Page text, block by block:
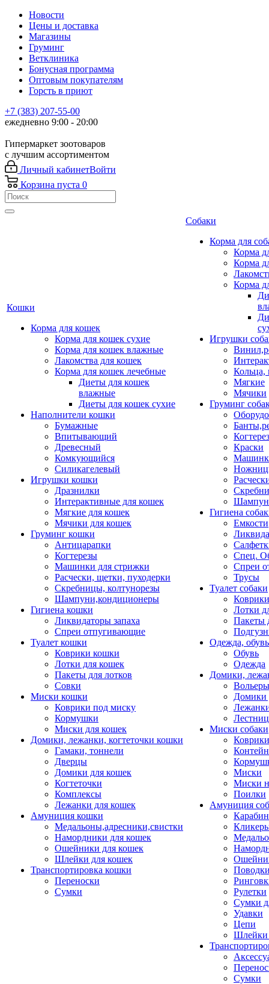
Новости
Цены и доставка
Магазины
Груминг
Ветклиника
Бонусная программа
Оптовым покупателям
Горсть в приют
+7 (383) 207-55-00
ежедневно 9:00 - 20:00
Гипермаркет зоотоваров
с лучшим ассортиментом
Личный кабинетВойти
Корзина пуста 0
Кошки
Корма для кошек
Корма для кошек сухие
Корма для кошек влажные
Лакомства для кошек
Корма для кошек лечебные
Диеты для кошек
влажные
Диеты для кошек сухие
Наполнители кошки
Бумажные
Впитывающий
Древесный
Комкующийся
Силикагелевый
Игрушки кошки
Дразнилки
Интерактивные для кошек
Мягкие для кошек
Мячики для кошек
Груминг кошки
Антицарапки
Когтерезы
Машинки для стрижки
Расчески, щетки, пуходерки
Скребницы, колтунорезы
Шампуни,кондиционеры
Гигиена кошки
Ликвидаторы запаха
Спреи отпугивающие
Туалет кошки
Коврики кошки
Лотки для кошек
Пакеты для лотков
Совки
Миски кошки
Коврики под миску
Кормушки
Миски для кошек
Домики, лежанки, когтеточки кошки
Гамаки, тоннели
Дверцы
Домики для кошек
Когтеточки
Комплексы
Лежанки для кошек
Амуниция кошки
Медальоны,адресники,свистки
Намордники для кошек
Ошейники для кошек
Шлейки для кошек
Транспортировка кошки
Переноски
Сумки
Собаки
Корма для
Корма
Корма
Корма
Игрушки
Кольца,
Мягкие
Мячики
Груминг
Краски
Гигиена
Емкости
Спец.
Спреи
Трусы
Туалет собаки
Коврики
Лотки
Пакеты
Одежда, обувь
Обувь
Одежда
Домики,
Домики
Миски собаки
Миски
Миски
Поилки
Амуниция
Рулетки
Сумки
Удавки
Цепи
Шлейки
Сумки